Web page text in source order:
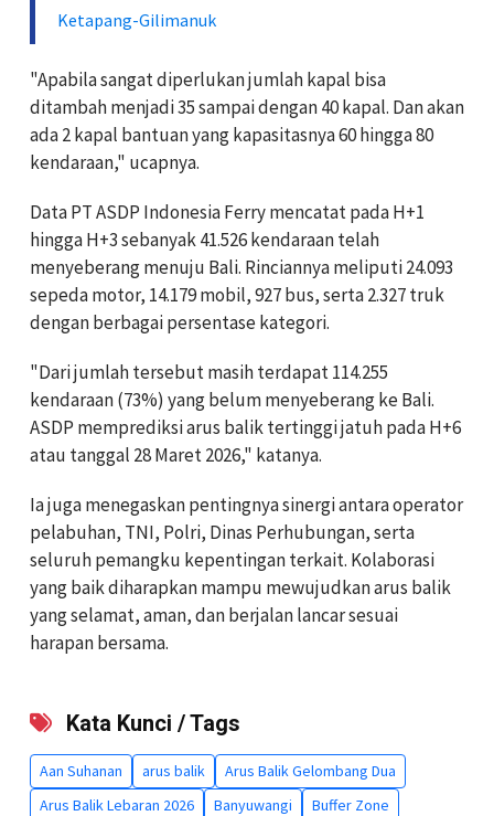
Ketapang-Gilimanuk
"Apabila sangat diperlukan jumlah kapal bisa
ditambah menjadi 35 sampai dengan 40 kapal. Dan akan
ada 2 kapal bantuan yang kapasitasnya 60 hingga 80
kendaraan," ucapnya.
Data PT ASDP Indonesia Ferry mencatat pada H+1
hingga H+3 sebanyak 41.526 kendaraan telah
menyeberang menuju Bali. Rinciannya meliputi 24.093
sepeda motor, 14.179 mobil, 927 bus, serta 2.327 truk
dengan berbagai persentase kategori.
"Dari jumlah tersebut masih terdapat 114.255
kendaraan (73%) yang belum menyeberang ke Bali.
ASDP memprediksi arus balik tertinggi jatuh pada H+6
atau tanggal 28 Maret 2026," katanya.
Ia juga menegaskan pentingnya sinergi antara operator
pelabuhan, TNI, Polri, Dinas Perhubungan, serta
seluruh pemangku kepentingan terkait. Kolaborasi
yang baik diharapkan mampu mewujudkan arus balik
yang selamat, aman, dan berjalan lancar sesuai
harapan bersama.
Kata Kunci / Tags
Aan Suhanan arus balik
Arus Balik Gelombang Dua
Arus Balik Lebaran 2026
Banyuwangi
Buffer Zone